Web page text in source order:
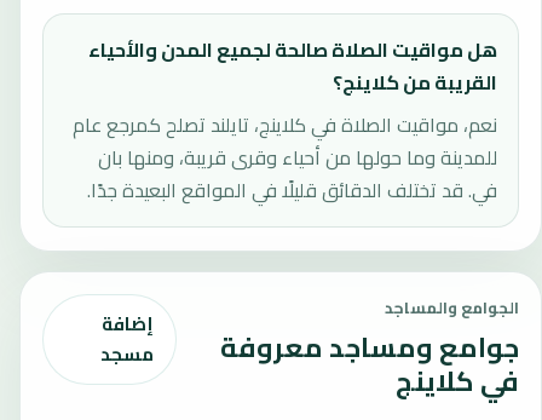
هل مواقيت الصلاة صالحة لجميع المدن والأحياء
القريبة من كلاينج؟
نعم، مواقيت الصلاة في كلاينج، تايلند تصلح كمرجع عام
للمدينة وما حولها من أحياء وقرى قريبة، ومنها بان
في. قد تختلف الدقائق قليلًا في المواقع البعيدة جدًا.
الجوامع والمساجد
جوامع ومساجد معروفة
في كلاينج
إضافة
مسجد